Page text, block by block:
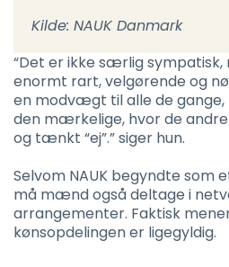
Kilde: NAUK Danmark
“Det er ikke særlig
enormt rart, velgørende og
en modvægt til alle de
den mærkelige, hvor de
og tænkt “ej”.” siger hun.
Selvom NAUK begyndte
må mænd også deltage i
arrangementer. Faktisk
kønsopdelingen er ligegyldig.